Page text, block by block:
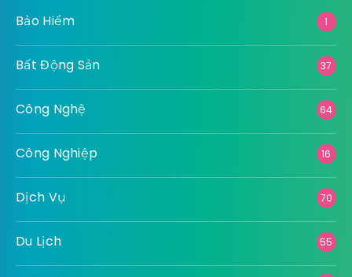
Bảo Hiểm 1
Bất Động Sản 37
Công Nghệ 64
Công Nghiệp 16
Dịch Vụ 70
Du Lịch 55